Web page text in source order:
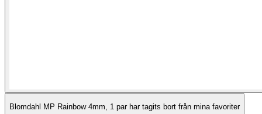
Blomdahl MP Rainbow 4mm, 1 par har tagits bort från mina favoriter